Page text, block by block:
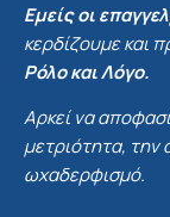
Εμείς οι
κερδίζουμε και
Ρόλο και Λόγο.
Αρκεί να
μετριότητα, την
ωχαδερφισμό.